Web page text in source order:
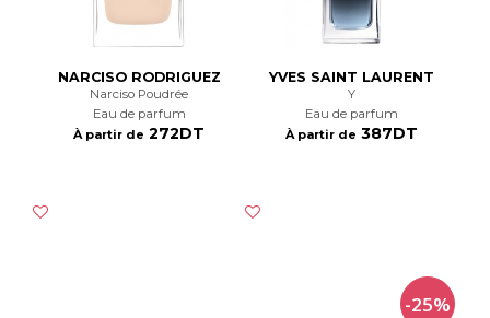
NARCISO RODRIGUEZ
Narciso Poudrée
Eau de parfum
À partir de 272DT
YVES SAINT LAURENT
Y
Eau de parfum
À partir de 387DT
-25%